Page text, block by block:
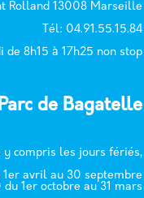
Rolland 13008 Marseille
Tél: 04.91.55.15.84
de 8h15 à 17h25 non stop
de Bagatelle
compris les jours fériés,
1er avril au 30 septembre
du 1er octobre au 31 mars